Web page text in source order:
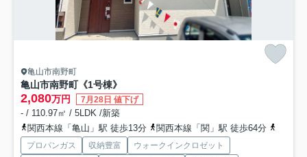
亀山市南野町
亀山市南野町《1号棟》
2,080万円 7月28日 値下げ
- / 110.97㎡ / 5LDK /新築
関西本線「亀山」駅 徒歩13分
関西本線「関」駅 徒歩64分
プロパンガス 収納豊富
ウォークインクロゼット